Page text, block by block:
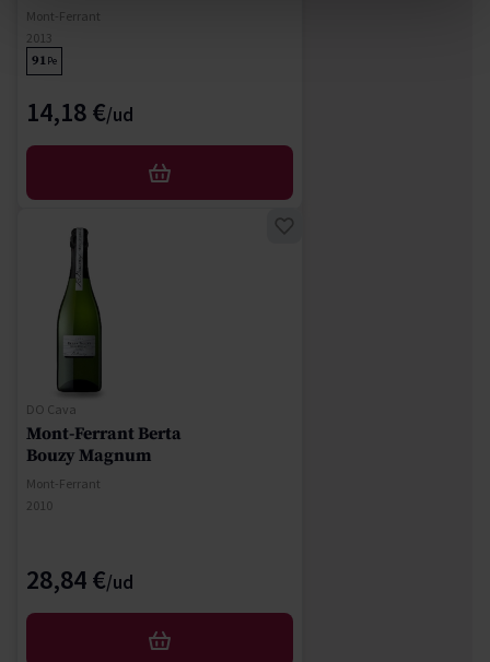
Mont-Ferrant
2013
91Pe
14,18 €
AFEGIR
DO Cava
Mont-Ferrant Berta
Bouzy Magnum
Mont-Ferrant
2010
28,84 €
AFEGIR